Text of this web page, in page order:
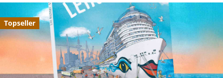
Topseller
Bildergalerie überspringen